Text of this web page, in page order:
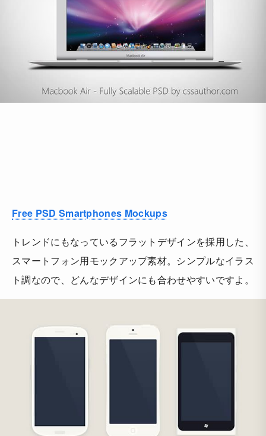
Free PSD Smartphones Mockups
トレンドにもなっているフラットデザインを採用した、
スマートフォン用モックアップ素材。シンプルなイラス
ト調なので、どんなデザインにも合わせやすいですよ。